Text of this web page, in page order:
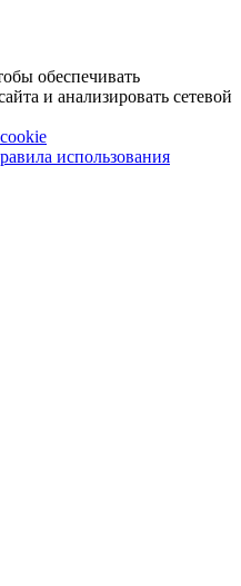
обеспечивать
и анализировать сетевой
использования